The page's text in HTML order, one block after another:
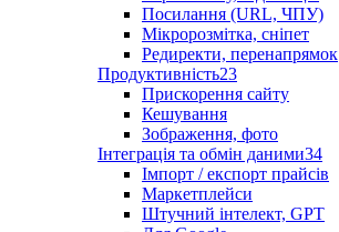
Посилання (URL, ЧПУ)
Мікророзмітка, сніпет
Редиректи, перенапрямок
Продуктивність23
Прискорення сайту
Кешування
Зображення, фото
Інтеграція та обмін даними34
Імпорт / експорт прайсів
Маркетплейси
Штучний інтелект, GPT